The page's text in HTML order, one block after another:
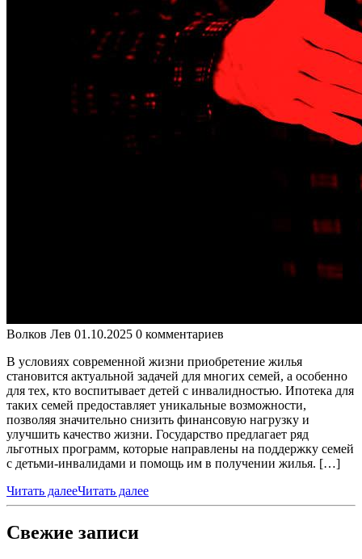
Волков Лев 01.10.2025 0 комментариев
В условиях современной жизни приобретение жилья
становится актуальной задачей для многих семей, а особенно
для тех, кто воспитывает детей с инвалидностью. Ипотека для
таких семей предоставляет уникальные возможности,
позволяя значительно снизить финансовую нагрузку и
улучшить качество жизни. Государство предлагает ряд
льготных программ, которые направлены на поддержку семей
с детьми-инвалидами и помощь им в получении жилья. […]
Читать далееЧитать далее
Свежие записи